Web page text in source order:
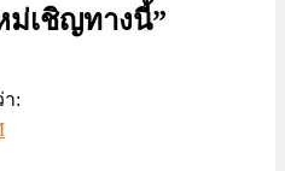
ม่เชิญทางนี้”
: